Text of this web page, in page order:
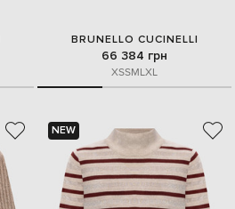
BRUNELLO CUCINELLI
66 384 грн
XSSMLXL
NEW